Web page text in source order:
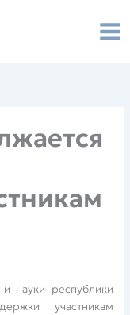
науки республики
участникам